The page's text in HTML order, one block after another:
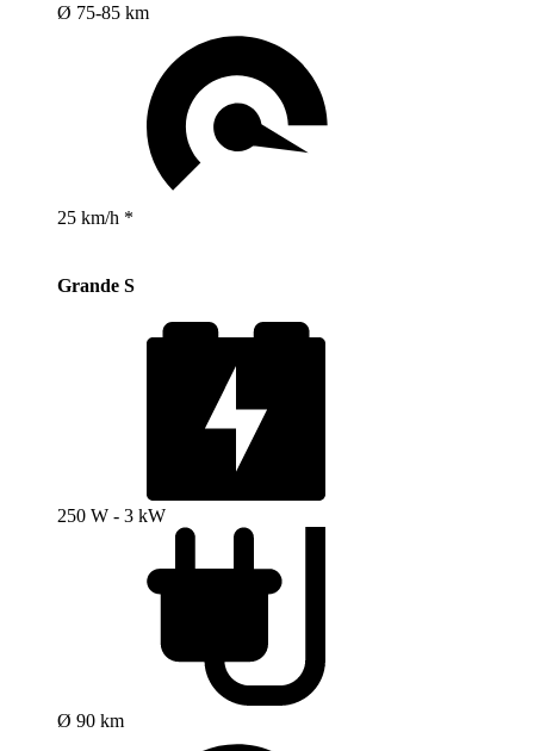
Ø 75-85 km
25 km/h *
Grande S
250 W - 3 kW
Ø 90 km